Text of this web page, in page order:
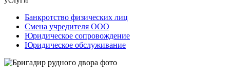
Банкротство физических лиц
Смена учредителя ООО
Юридическое сопровождение
Юридическое обслуживание